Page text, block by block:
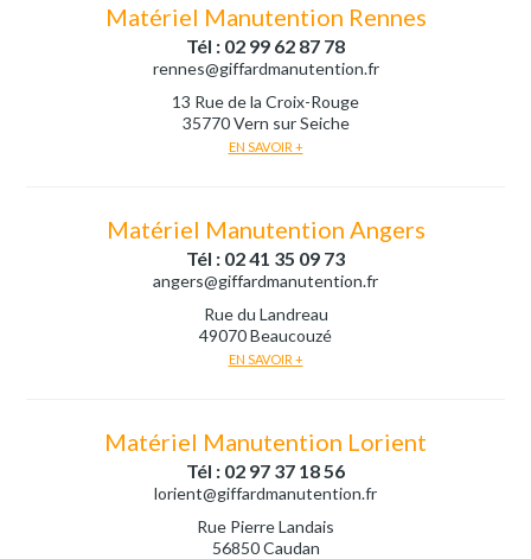
Matériel Manutention Rennes
Tél : 02 99 62 87 78
rennes@giffardmanutention.fr
13 Rue de la Croix-Rouge
35770 Vern sur Seiche
EN SAVOIR +
Matériel Manutention Angers
Tél : 02 41 35 09 73
angers@giffardmanutention.fr
Rue du Landreau
49070 Beaucouzé
EN SAVOIR +
Matériel Manutention Lorient
Tél : 02 97 37 18 56
lorient@giffardmanutention.fr
Rue Pierre Landais
56850 Caudan